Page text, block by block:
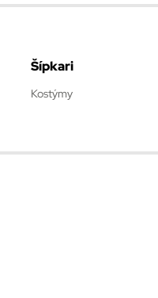
Šípkari
Kostýmy